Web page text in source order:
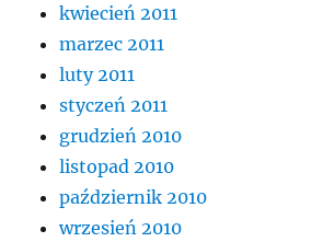
kwiecień 2011
marzec 2011
luty 2011
styczeń 2011
grudzień 2010
listopad 2010
październik 2010
wrzesień 2010